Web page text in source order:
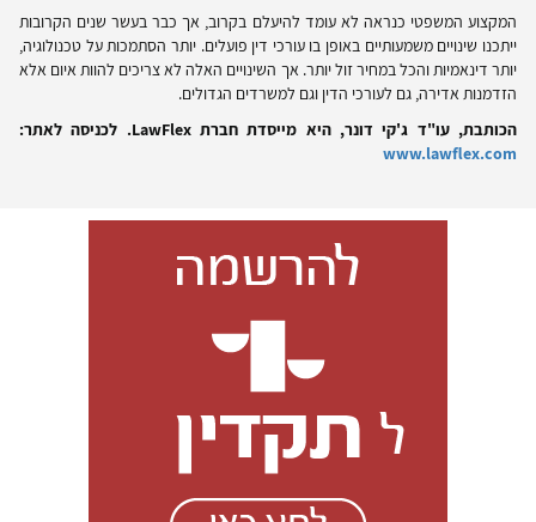
המקצוע המשפטי כנראה לא עומד להיעלם בקרוב, אך כבר בעשר שנים הקרובות
ייתכנו שינויים משמעותיים באופן בו עורכי דין פועלים. יותר הסתמכות על טכנולוגיה,
יותר דינאמיות והכל במחיר זול יותר. אך השינויים האלה לא צריכים להוות איום אלא
הזדמנות אדירה, גם לעורכי הדין וגם למשרדים הגדולים.
הכותבת, עו"ד ג'קי דונר, היא מייסדת חברתLawFlex. לכניסה לאתר:
www.lawflex.com